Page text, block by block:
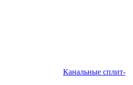
Канальные сплит-